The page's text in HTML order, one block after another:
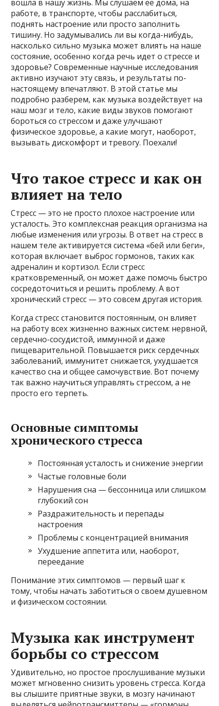
вошла в нашу жизнь. Мы слушаем ее дома, на
работе, в транспорте, чтобы расслабиться,
поднять настроение или просто заполнить
тишину. Но задумывались ли вы когда-нибудь,
насколько сильно музыка может влиять на наше
состояние, особенно когда речь идет о стрессе и
здоровье? Современные научные исследования
активно изучают эту связь, и результаты по-
настоящему впечатляют. В этой статье мы
подробно разберем, как музыка воздействует на
наш мозг и тело, какие виды звуков помогают
бороться со стрессом и даже улучшают
физическое здоровье, а какие могут, наоборот,
вызывать дискомфорт и тревогу. Поехали!
Что такое стресс и как он
влияет на тело
Стресс — это не просто плохое настроение или
усталость. Это комплексная реакция организма на
любые изменения или угрозы. В ответ на стресс в
нашем теле активируется система «бей или беги»,
которая включает выброс гормонов, таких как
адреналин и кортизол. Если стресс
кратковременный, он может даже помочь быстро
сосредоточиться и решить проблему. А вот
хронический стресс — это совсем другая история.
Когда стресс становится постоянным, он влияет
на работу всех жизненно важных систем: нервной,
сердечно-сосудистой, иммунной и даже
пищеварительной. Повышается риск сердечных
заболеваний, иммунитет снижается, ухудшается
качество сна и общее самочувствие. Вот почему
так важно научиться управлять стрессом, а не
просто его терпеть.
Основные симптомы
хронического стресса
Постоянная усталость и снижение энергии
Частые головные боли
Нарушения сна — бессонница или слишком
глубокий сон
Раздражительность и перепады
настроения
Проблемы с концентрацией внимания
Ухудшение аппетита или, наоборот,
переедание
Понимание этих симптомов — первый шаг к
тому, чтобы начать заботиться о своем душевном
и физическом состоянии.
Музыка как инструмент
борьбы со стрессом
Удивительно, но простое прослушивание музыки
может мгновенно снизить уровень стресса. Когда
вы слышите приятные звуки, в мозгу начинают